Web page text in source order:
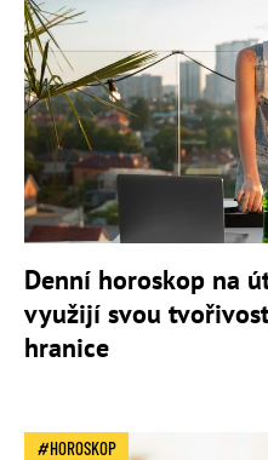
Denní horoskop na
využijí svou
hranice
HOROSKOP